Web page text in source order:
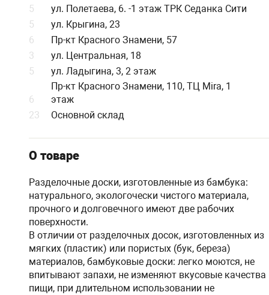
5
ул. Полетаева, 6. -1 этаж ТРК Седанка Сити
5
ул. Крыгина, 23
6
Пр-кт Красного Знамени, 57
3
ул. Центральная, 18
5
ул. Ладыгина, 3, 2 этаж
6
Пр-кт Красного Знамени, 110, ТЦ Mira, 1
этаж
23
Основной склад
О товаре
Разделочные доски, изготовленные из бамбука:
натурального, экологочески чистого материала,
прочного и долговечного имеют две рабочих
поверхности.
В отличии от разделочных досок, изготовленных из
мягких (пластик) или пористых (бук, береза)
материалов, бамбуковые доски: легко моются, не
впитывают запахи, не изменяют вкусовые качества
пищи, при длительном использовании не